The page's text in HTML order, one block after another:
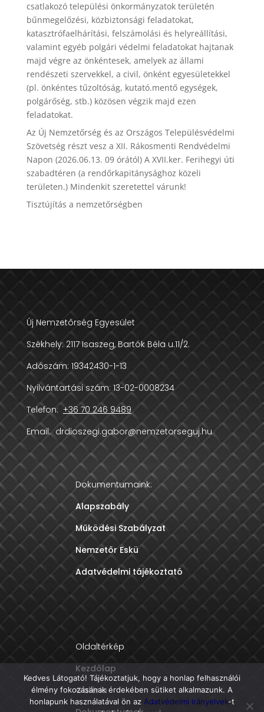
csatlakozó települési önkormányzatok területén
bűnmegelőzési, közbiztonsági feladatokat,
katasztrófaelhárítási, felszámolási és helyreállítási,
valamint egyéb polgári védelmi feladatokat hajtanak
majd végre az önkéntesek, amelyek az állami
rendészeti szervekkel, a civil, önként egyesületekkel
(pl. önkéntes tűzoltóság, kutató.mentő egységek,
polgárőség, stb.) közösen végzik majd ezen
feladatokat.
Az Új Nemzetőrség és az Országos Településvédelmi
Szövetség részt vesz a XII. Rákosmenti Rendvédelmi
Napon (2026.06.13. 09 órától) A XVII.ker. Ferihegyi úti
szabadtéren (a rendőrkapitánysághoz közeli
területen.) Mindenkit szeretettel várunk!
Tisztújítás a nemzetőrségben
Új Nemzetőrség Egyesület
Székhely: 2117 Isaszeg, Bartók Béla u.11/2.
Adószám: 19342430-1-13
Nyilvántartási szám: 13-02-0008234
Telefon: +36 70 246 9489
Email:drdioszegi.gabor@nemzetorseguj.hu
Dokumentumaink:
Alapszabály
Működési Szabályzat
Nemzetőr Eskü
Adatvédelmi tájékoztató
Oldaltérkép
Kezdőlap
Galéria
Kedves Látogató! Tájékoztatjuk, hogy a honlap felhasználói
élmény fokozásának érdekében sütiket alkalmazunk. A
honlapunk használatával ön az Adatvédelmi irányelvek-t